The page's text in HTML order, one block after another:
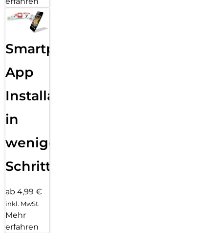
Smartphone
App
Installation
in
wenigen
Schritten
ab 4,99 €
inkl. MwSt.
Mehr
erfahren